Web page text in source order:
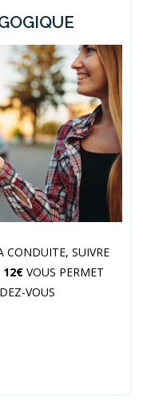
CONDUITE, SUIVRE
12€ VOUS PERMET
VOUS